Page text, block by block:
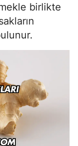
birlikte